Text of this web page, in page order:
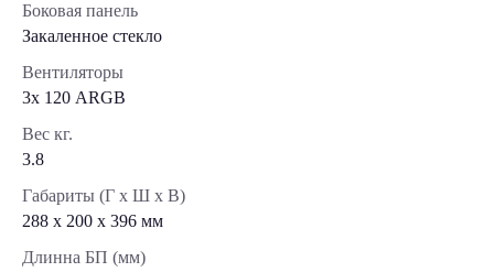
Боковая панель
Закаленное стекло
Вентиляторы
3х 120 ARGB
Вес кг.
3.8
Габариты (Г x Ш x В)
288 x 200 x 396 мм
Длинна БП (мм)